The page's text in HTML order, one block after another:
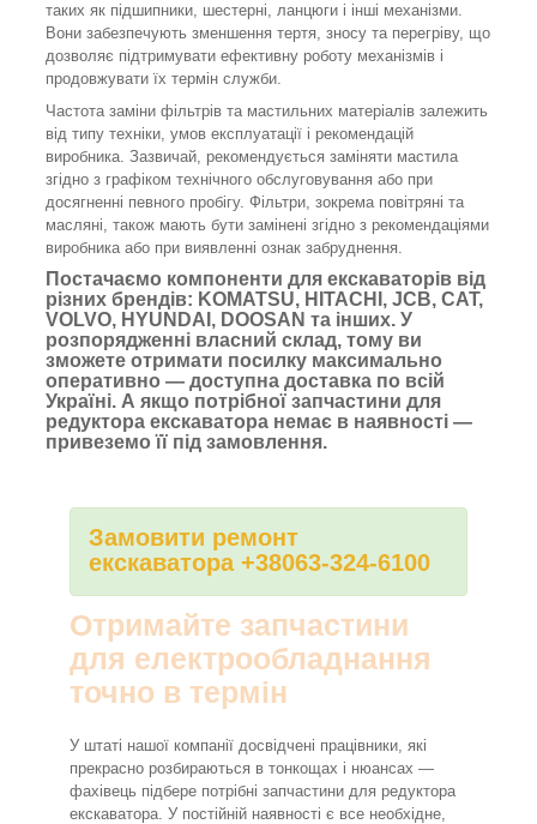
таких як підшипники, шестерні, ланцюги і інші механізми.
Вони забезпечують зменшення тертя, зносу та перегріву, що
дозволяє підтримувати ефективну роботу механізмів і
продовжувати їх термін служби.
Частота заміни фільтрів та мастильних матеріалів залежить
від типу техніки, умов експлуатації і рекомендацій
виробника. Зазвичай, рекомендується заміняти мастила
згідно з графіком технічного обслуговування або при
досягненні певного пробігу. Фільтри, зокрема повітряні та
масляні, також мають бути замінені згідно з рекомендаціями
виробника або при виявленні ознак забруднення.
Постачаємо компоненти для екскаваторів від
різних брендів: KOMATSU, HITACHI, JCB, CAT,
VOLVO, HYUNDAI, DOOSAN та інших. У
розпорядженні власний склад, тому ви
зможете отримати посилку максимально
оперативно — доступна доставка по всій
Україні. А якщо потрібної запчастини для
редуктора екскаватора немає в наявності —
привеземо її під замовлення.
Замовити ремонт
екскаватора +38063-324-6100
Отримайте запчастини
для електрообладнання
точно в термін
У штаті нашої компанії досвідчені працівники, які
прекрасно розбираються в тонкощах і нюансах —
фахівець підбере потрібні запчастини для редуктора
екскаватора. У постійній наявності є все необхідне,